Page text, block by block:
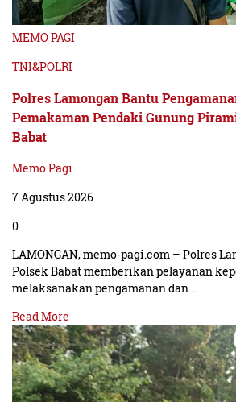
MEMO PAGI
TNI&POLRI
Polres Lamongan Bantu
Pemakaman Pendaki Gunung
Babat
Memo Pagi
7 Agustus 2026
0
LAMONGAN, memo-pagi.com – Polres
Polsek Babat memberikan pelayanan
melaksanakan pengamanan dan…
Read More